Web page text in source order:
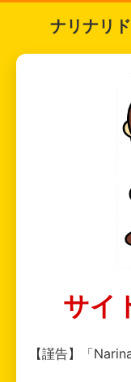
ナリナリ
サイ
【謹告】「